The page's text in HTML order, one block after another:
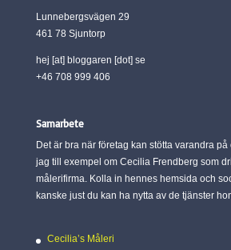
Lunnebergsvägen 29
461 78 Sjuntorp
hej [at] bloggaren [dot] se
+46 708 999 406
Samarbete
Det är bra när företag kan stötta varandra
jag till exempel om Cecilia Frendberg som
målerifirma. Kolla in hennes hemsida och
kanske just du kan ha nytta av de tjänster
Cecilia’s Måleri